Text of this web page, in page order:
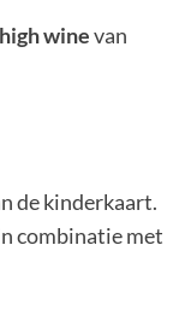
winevan
de kinderkaart.
combinatie met